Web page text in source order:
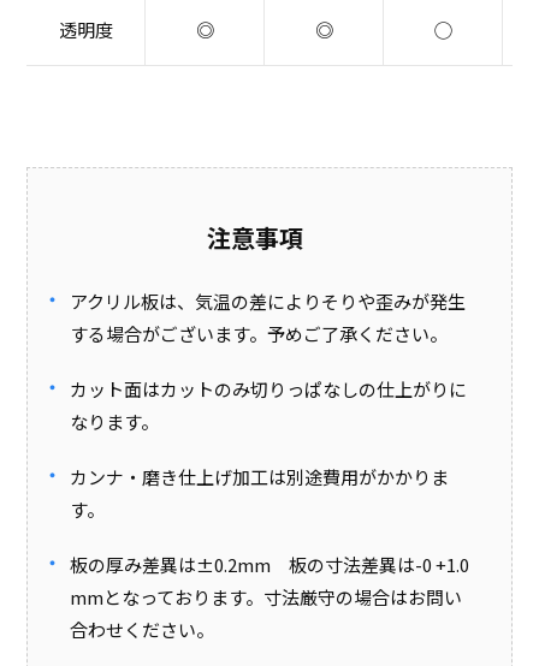
透明度 ◎ ◎ ◯
注意事項
アクリル板は、気温の差によりそりや歪みが発生
する場合がございます。予めご了承ください。
カット面はカットのみ切りっぱなしの仕上がりに
なります。
カンナ・磨き仕上げ加工は別途費用がかかりま
す。
板の厚み差異は±0.2mm 板の寸法差異は-0 +1.0
mmとなっております。寸法厳守の場合はお問い
合わせください。